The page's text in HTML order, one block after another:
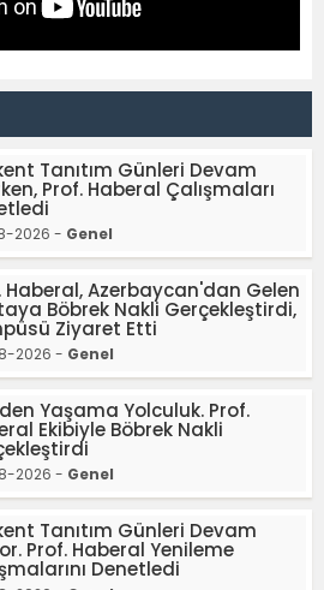
Tanıtım Günleri Devam
Prof. Haberal Çalışmaları
2026 - Genel
Haberal, Azerbaycan'dan Gelen
Böbrek Nakli Gerçekleştirdi,
Ziyaret Etti
2026 - Genel
Yaşama Yolculuk. Prof.
Ekibiyle Böbrek Nakli
2026 - Genel
Tanıtım Günleri Devam
Prof. Haberal Yenileme
Denetledi